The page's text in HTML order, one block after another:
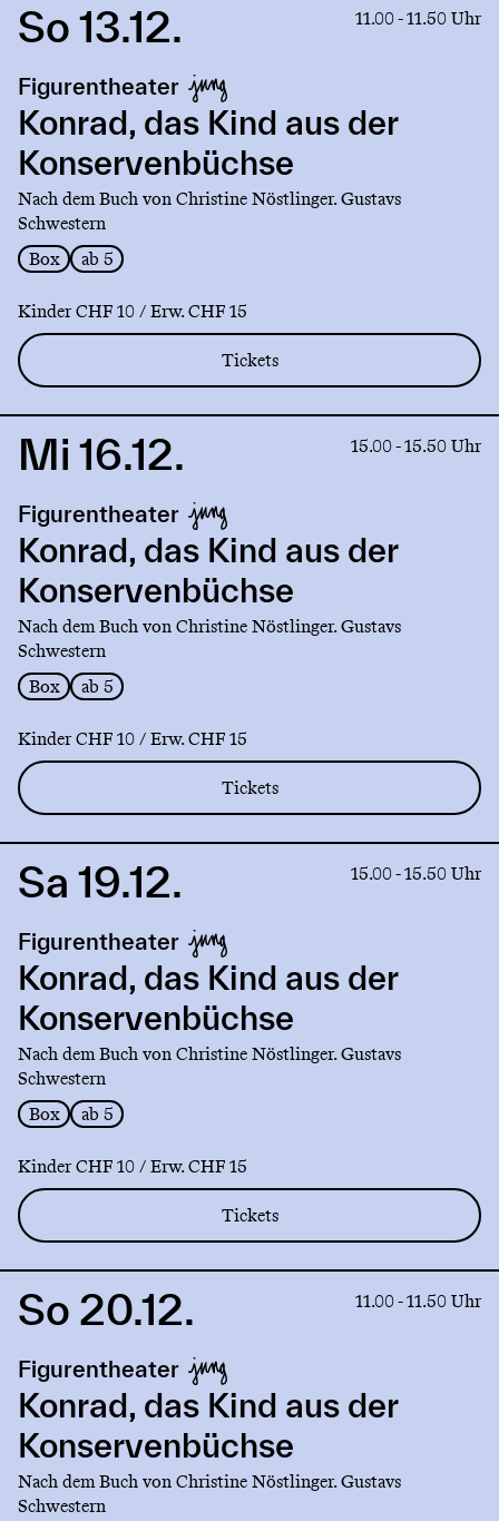
Link
Konrad,
das
Kind
der
Konservenbüchse
So 13.12. 11.00 - 11.50 Uhr
Figurentheater
Konrad, das Kind aus der
Konservenbüchse
Nach dem Buch von Christine Nöstlinger. Gustavs
Schwestern
Box
ab 5
Kinder CHF 10 / Erw. CHF 15
Tickets
Link
Konrad,
das
Kind
der
Konservenbüchse
Mi 16.12. 15.00 - 15.50 Uhr
Figurentheater
Konrad, das Kind aus der
Konservenbüchse
Nach dem Buch von Christine Nöstlinger. Gustavs
Schwestern
Box
ab 5
Kinder CHF 10 / Erw. CHF 15
Tickets
Link
Konrad,
das
Kind
der
Konservenbüchse
Sa 19.12. 15.00 - 15.50 Uhr
Figurentheater
Konrad, das Kind aus der
Konservenbüchse
Nach dem Buch von Christine Nöstlinger. Gustavs
Schwestern
Box
ab 5
Kinder CHF 10 / Erw. CHF 15
Tickets
Link
Konrad,
das
Kind
der
Konservenbüchse
So 20.12. 11.00 - 11.50 Uhr
Figurentheater
Konrad, das Kind aus der
Konservenbüchse
Nach dem Buch von Christine Nöstlinger. Gustavs
Schwestern